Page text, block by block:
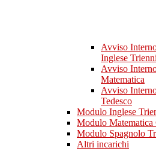
Avviso
Inglese
Avviso
Matematica
Avviso
Tedesco
Modulo Inglese
Modulo Matematica
Modulo Spagnolo
Altri incarichi